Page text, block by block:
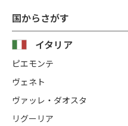
国からさがす
イタリア
ピエモンテ
ヴェネト
ヴァッレ・ダオスタ
リグーリア